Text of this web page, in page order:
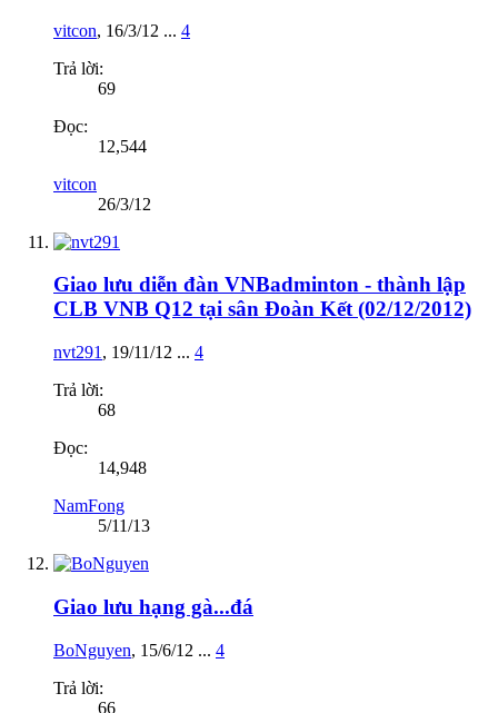
vitcon, 16/3/12 ... 4
Trả lời:
69
Đọc:
12,544
vitcon
26/3/12
Giao lưu diễn đàn VNBadminton - thành lập
CLB VNB Q12 tại sân Đoàn Kết (02/12/2012)
nvt291 , 19/11/12 ... 4
Trả lời:
68
Đọc:
14,948
NamFong
5/11/13
Giao lưu hạng gà...đá
BoNguyen, 15/6/12 ... 4
Trả lời:
66